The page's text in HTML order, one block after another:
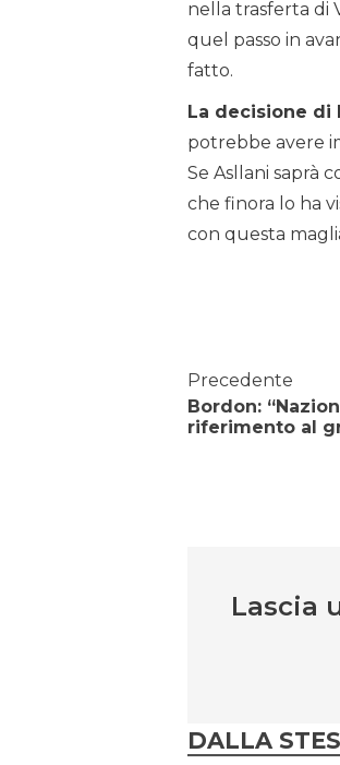
nella trasferta di
quel passo in
fatto.
La decisione di
potrebbe avere
Se Asllani saprà
che finora lo ha
con questa
Precedente
Bordon:
riferimento al
Lascia
DALLA